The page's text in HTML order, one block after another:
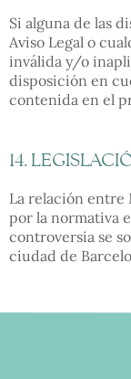
Si alguna de las
Aviso Legal o
inválida y/o
disposición en
contenida en el
14.
La relación entre
por la normativa
controversia se
ciudad de